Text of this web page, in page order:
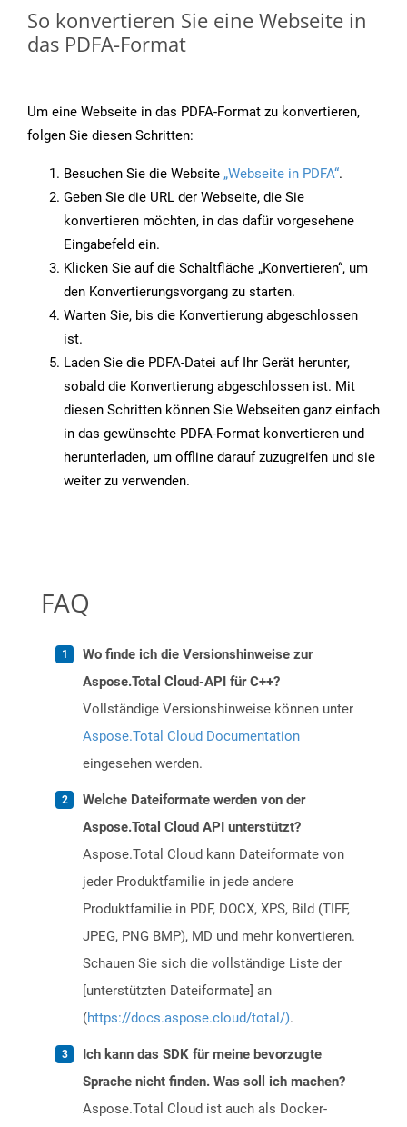
So konvertieren Sie eine Webseite in
das PDFA-Format
Um eine Webseite in das PDFA-Format zu konvertieren,
folgen Sie diesen Schritten:
Besuchen Sie die Website „Webseite in PDFA“.
Geben Sie die URL der Webseite, die Sie
konvertieren möchten, in das dafür vorgesehene
Eingabefeld ein.
Klicken Sie auf die Schaltfläche „Konvertieren“, um
den Konvertierungsvorgang zu starten.
Warten Sie, bis die Konvertierung abgeschlossen
ist.
Laden Sie die PDFA-Datei auf Ihr Gerät herunter,
sobald die Konvertierung abgeschlossen ist. Mit
diesen Schritten können Sie Webseiten ganz einfach
in das gewünschte PDFA-Format konvertieren und
herunterladen, um offline darauf zuzugreifen und sie
weiter zu verwenden.
FAQ
Wo finde ich die Versionshinweise zur
Aspose.Total Cloud-API für C++?
Vollständige Versionshinweise können unter
Aspose.Total Cloud Documentation
eingesehen werden.
Welche Dateiformate werden von der
Aspose.Total Cloud API unterstützt?
Aspose.Total Cloud kann Dateiformate von
jeder Produktfamilie in jede andere
Produktfamilie in PDF, DOCX, XPS, Bild (TIFF,
JPEG, PNG BMP), MD und mehr konvertieren.
Schauen Sie sich die vollständige Liste der
[unterstützten Dateiformate] an
(https://docs.aspose.cloud/total/).
Ich kann das SDK für meine bevorzugte
Sprache nicht finden. Was soll ich machen?
Aspose.Total Cloud ist auch als Docker-